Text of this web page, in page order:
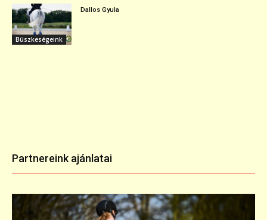
Büszkeségeink
Dallos Gyula
Partnereink ajánlatai